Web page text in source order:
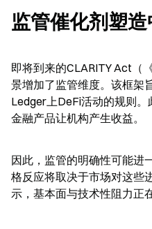
监管催化剂塑
即将到来的CLARITY Act（
景增加了监管维度。该框架
Ledger上DeFi活动的规则
金融产品让机构产生收益。
因此，监管的明确性可能进
格反应将取决于市场对这些
示，基本面与技术性阻力正